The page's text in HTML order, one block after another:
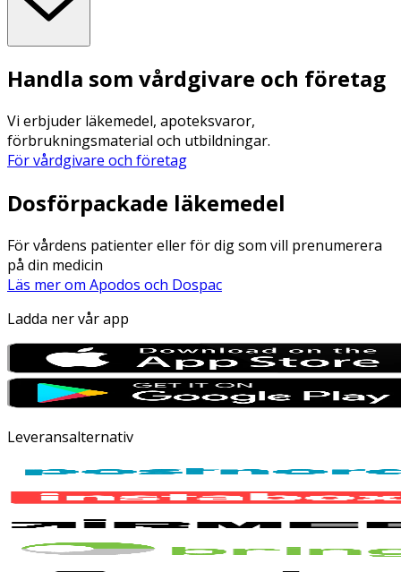
Handla som vårdgivare och företag
Vi erbjuder läkemedel, apoteksvaror,
förbrukningsmaterial och utbildningar.
För vårdgivare och företag
Dosförpackade läkemedel
För vårdens patienter eller för dig som vill prenumerera
på din medicin
Läs mer om Apodos och Dospac
Ladda ner vår app
Leveransalternativ